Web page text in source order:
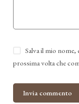
Salva il mio nome,
prossima volta che
Invia commento